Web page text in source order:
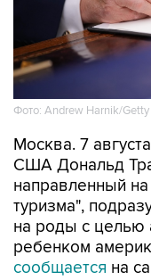
Фото: Andrew Harnik/Getty
Москва. 7
США Дональд
направленный
туризма",
на роды с целью
ребенком
сообщается на